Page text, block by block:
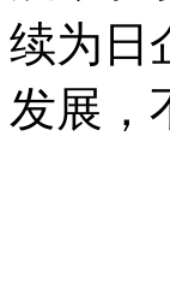
续为日
发展，